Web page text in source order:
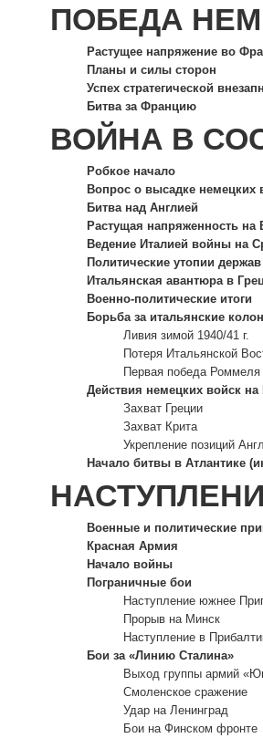
ПОБЕДА
Растущее напряжение во
Планы и силы сторон
Успех стратегической
Битва за Францию
ВОЙНА В
Робкое начало
Вопрос о высадке немецких
Битва над Англией
Растущая напряженность на
Ведение Италией войны на
Политические утопии
Итальянская авантюра в
Военно-политические итоги
Борьба за итальянские
Ливия зимой 1940/41 г.
Потеря Итальянской
Первая победа Роммеля
Действия немецких войск на
Захват Греции
Захват Крита
Укрепление позиций
Начало битвы в Атлантике
Военные и политические
Красная Армия
Начало войны
Пограничные бои
Наступление южнее
Прорыв на Минск
Наступление в
Бои за «Линию Сталина»
Выход группы армий
Смоленское сражение
Удар на Ленинград
Бои на Финском фронте